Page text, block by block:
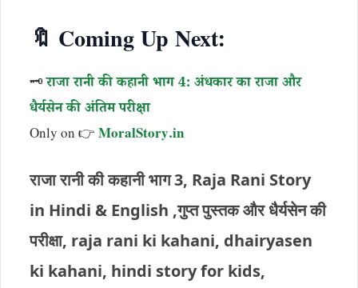
🔖 Coming Up Next:
🗝️राजा रानी की कहानी भाग 4: अंधकार का राजा और
धैर्यसेन की अंतिम परीक्षा
Only on 👉MoralStory.in
राजा रानी की कहानी भाग 3, Raja Rani Story
in Hindi & English ,गुप्त पुस्तक और धैर्यसेन की
परीक्षा, raja rani ki kahani, dhairyasen
ki kahani, hindi story for kids,